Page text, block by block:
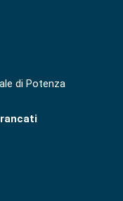
di Potenza